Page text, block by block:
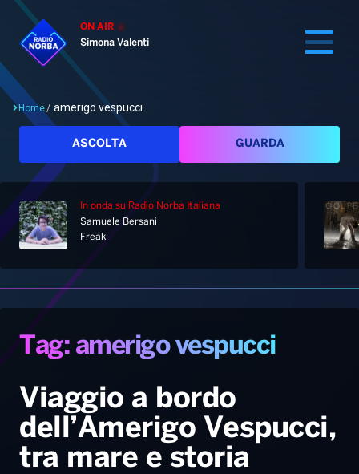
ON AIR
Simona Valenti
Home
Palinsesto
Hit Dance
Giochi&Concorsi
PALATOUR
Notizie
Locali
Musica e Spettacolo
Sport
Radio Norba Consiglia
Playlist
Generale
Novità
Notiziario
Interviste
Oroscopo
Gallery
Radio Norba News TV
Voce al Bari
Battiti Live 2026
Home/ amerigo vespucci
ASCOLTA GUARDA
In onda su Radio Norba Italiana
Samuele Bersani
Freak
Tag: amerigo vespucci
Viaggio a bordo
dell’Amerigo Vespucci,
tra mare e storia